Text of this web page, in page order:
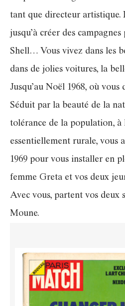
tant que directeur artistique.
jusqu’à créer des
Shell… Vous vivez dans les
dans de jolies voitures, la
Jusqu’au Noël 1968, où
Séduit par la beauté de la
tolérance de la population, à
essentiellement rurale, vous
1969 pour vous installer en
femme Greta et vos deux
Avec vous, partent vos deux
Moune.